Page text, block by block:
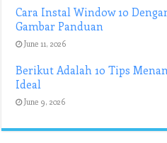
Cara Instal Window 10
Gambar Panduan
June 11, 2026
Berikut Adalah 10 Tips
Ideal
June 9, 2026